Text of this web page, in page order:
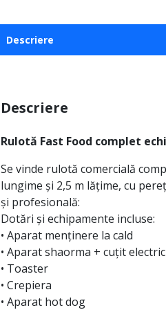
Descriere
Descriere
Rulotă Fast Food complet
Se vinde rulotă comercială
lungime și 2,5 m lățime, cu
și profesională:
Dotări și echipamente incluse:
• Aparat menținere la cald
• Aparat shaorma + cuțit electric
• Toaster
• Crepiera
• Aparat hot dog